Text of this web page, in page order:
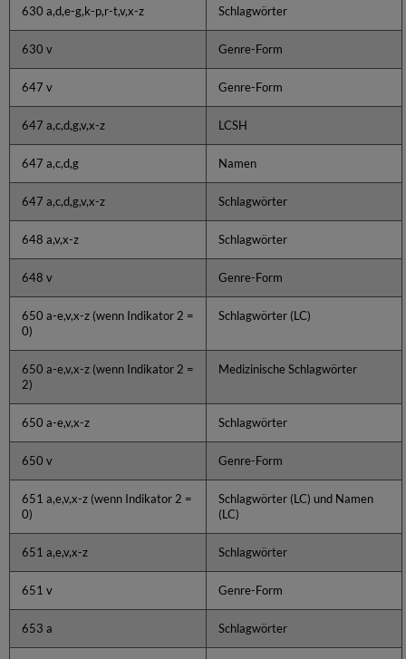
630 a,d,e-g,k-p,r-t,v,x-z Schlagwörter
630 v Genre-Form
647 v Genre-Form
647 a,c,d,g,v,x-z LCSH
647 a,c,d,g Namen
647 a,c,d,g,v,x-z Schlagwörter
648 a,v,x-z Schlagwörter
648 v Genre-Form
650 a-e,v,x-z (wenn Indikator 2 =
0)
Schlagwörter (LC)
650 a-e,v,x-z (wenn Indikator 2 =
2)
Medizinische Schlagwörter
650 a-e,v,x-z Schlagwörter
650 v Genre-Form
651 a,e,v,x-z (wenn Indikator 2 =
0)
Schlagwörter (LC) und Namen
(LC)
651 a,e,v,x-z Schlagwörter
651 v Genre-Form
653 a Schlagwörter